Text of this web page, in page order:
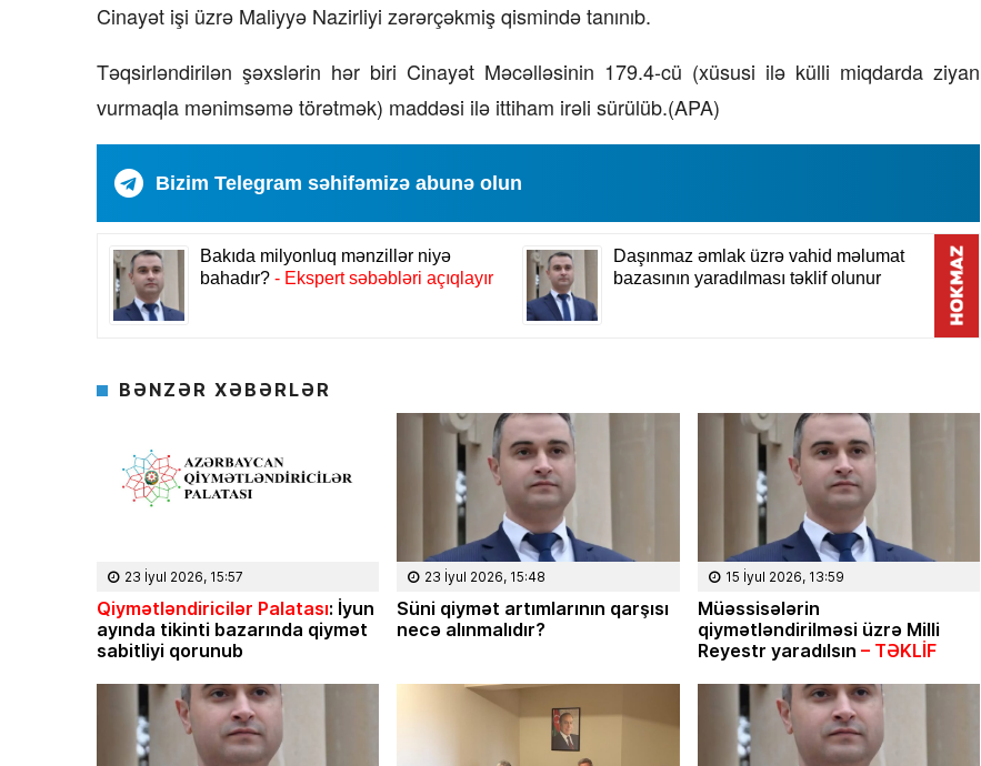
Cinayət işi üzrə Maliyyə Nazirliyi zərərçəkmiş qismində tanınıb.
Təqsirləndirilən şəxslərin hər biri Cinayət Məcəlləsinin 179.4-cü (xüsusi ilə külli miqdarda ziyan
vurmaqla mənimsəmə törətmək) maddəsi ilə ittiham irəli sürülüb.(APA)
Bizim Telegram səhifəmizə abunə olun
BƏNZƏR XƏBƏRLƏR
23 İyul 2026, 15:57
Qiymətləndiricilər Palatası: İyun
ayında tikinti bazarında qiymət
sabitliyi qorunub
23 İyul 2026, 15:48
Süni qiymət artımlarının qarşısı
necə alınmalıdır?
15 İyul 2026, 13:59
Müəssisələrin
qiymətləndirilməsi üzrə Milli
Reyestr yaradılsın – TƏKLİF
08 Fevral 2024, 15:32
Sabir poeziyası –
05 Fevral 2024, 16:59
Niyə İlham Əliyev və ya 20
ilin tamamında 20 səbəb… –
Mikayıl Mirzəzadə
Türkiyə iqtidarı və müxalifəti
keçmiş futbolçularla
seçkilərə qatılacaq, yoxsa…